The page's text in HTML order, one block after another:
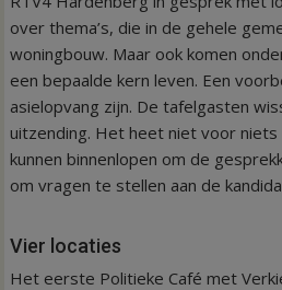
over thema’s, die in de gehele
woningbouw. Maar ook komen
een bepaalde kern leven. Een
asielopvang zijn. De tafelgasten
uitzending. Het heet niet voor niets
kunnen binnenlopen om de
om vragen te stellen aan de
Vier locaties
Het eerste Politieke Café met